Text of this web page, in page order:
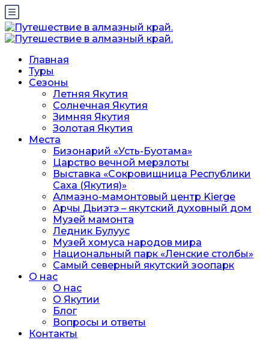
Главная
Туры
Сезоны
Летняя Якутия
Солнечная Якутия
Зимняя Якутия
Золотая Якутия
Места
Бизонарий «Усть-Буотама»
Царство вечной мерзлоты
Выставка «Сокровищница Республики
Саха (Якутия)»
Алмазно-мамонтовый центр Kierge
Арчы Дьиэтэ – якутский духовный дом
Музей мамонта
Ледник Булуус
Музей хомуса народов мира
Национальный парк «Ленские столбы»
Самый северный якутский зоопарк
О нас
О нас
О Якутии
Блог
Вопросы и ответы
Контакты